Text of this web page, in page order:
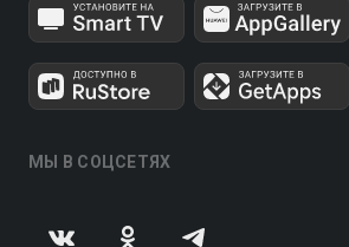
МЫ В СОЦСЕТЯХ